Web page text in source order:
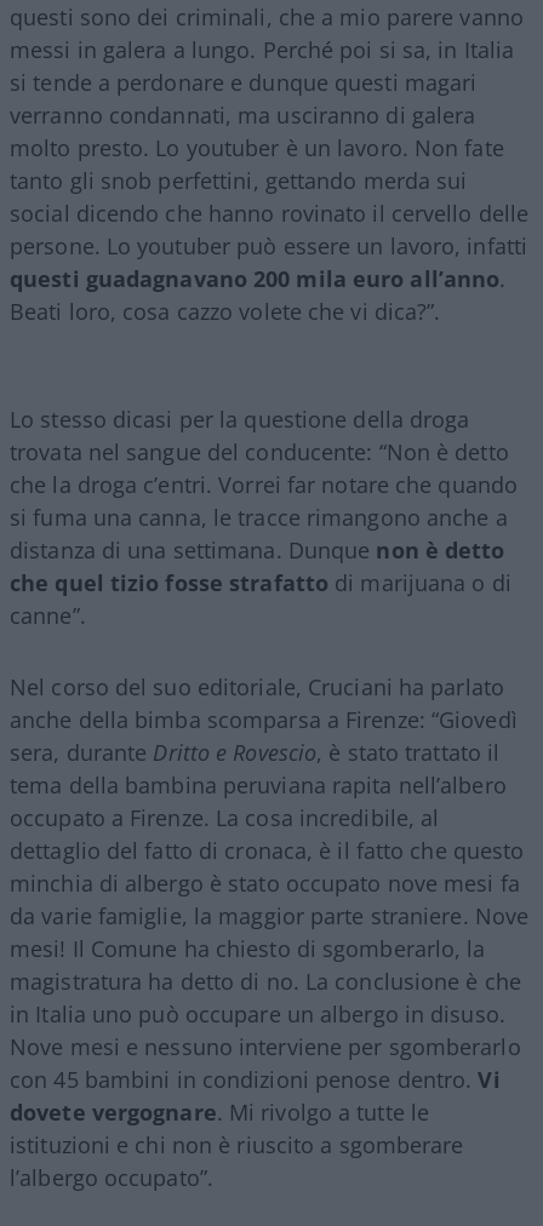
questi sono dei criminali, che a mio parere vanno
messi in galera a lungo. Perché poi si sa, in Italia
si tende a perdonare e dunque questi magari
verranno condannati, ma usciranno di galera
molto presto. Lo youtuber è un lavoro. Non fate
tanto gli snob perfettini, gettando merda sui
social dicendo che hanno rovinato il cervello delle
persone. Lo youtuber può essere un lavoro, infatti
questi guadagnavano 200 mila euro all’anno.
Beati loro, cosa cazzo volete che vi dica?”.
Lo stesso dicasi per la questione della droga
trovata nel sangue del conducente: “Non è detto
che la droga c’entri. Vorrei far notare che quando
si fuma una canna, le tracce rimangono anche a
distanza di una settimana. Dunque non è detto
che quel tizio fosse strafatto di marijuana o di
canne”.
Nel corso del suo editoriale, Cruciani ha parlato
anche della bimba scomparsa a Firenze: “Giovedì
sera, durante Dritto e Rovescio, è stato trattato il
tema della bambina peruviana rapita nell’albero
occupato a Firenze. La cosa incredibile, al
dettaglio del fatto di cronaca, è il fatto che questo
minchia di albergo è stato occupato nove mesi fa
da varie famiglie, la maggior parte straniere. Nove
mesi! Il Comune ha chiesto di sgomberarlo, la
magistratura ha detto di no. La conclusione è che
in Italia uno può occupare un albergo in disuso.
Nove mesi e nessuno interviene per sgomberarlo
con 45 bambini in condizioni penose dentro.Vi
dovete vergognare. Mi rivolgo a tutte le
istituzioni e chi non è riuscito a sgomberare
l’albergo occupato”.